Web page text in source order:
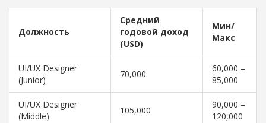
Должность
Средний
годовой доход
(USD)
Мин/
Макс
UI/UX Designer
(Junior)
70,000
60,000 –
85,000
UI/UX Designer
(Middle)
105,000
90,000 –
120,000